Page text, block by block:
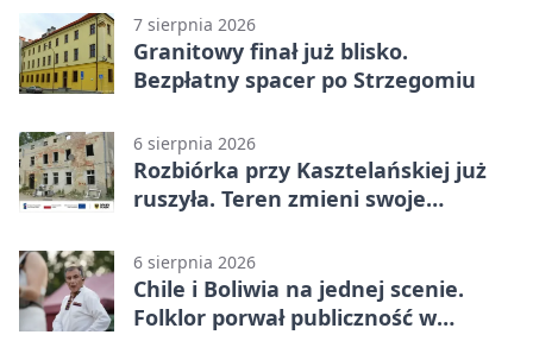
7 sierpnia 2026
Granitowy finał już blisko.
Bezpłatny spacer po Strzegomiu
6 sierpnia 2026
Rozbiórka przy Kasztelańskiej już
ruszyła. Teren zmieni swoje
6 sierpnia 2026
Chile i Boliwia na jednej scenie.
Folklor porwał publiczność w